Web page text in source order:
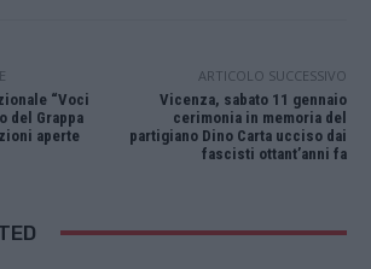
“Voci
del Grappa
aperte
ARTICOLO SUCCESSIVO
Vicenza, sabato 11 gennaio
cerimonia in memoria del
partigiano Dino Carta ucciso dai
fascisti ottant’anni fa